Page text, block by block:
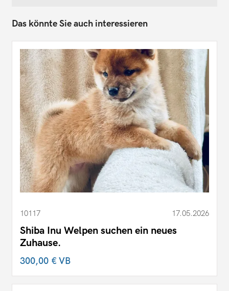
Das könnte Sie auch interessieren
10117 17.05.2026
Shiba Inu Welpen suchen ein neues
Zuhause.
300,00 €VB